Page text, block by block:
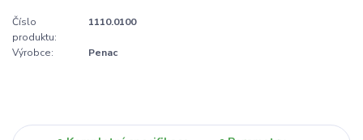
Číslo
produktu:
1110.0100
Výrobce: Penac